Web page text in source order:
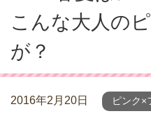
こんな大人の
が？
2016年2月20日 ピンク×